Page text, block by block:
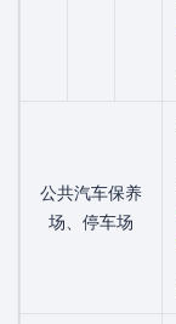
公共汽车保养
场、停车场